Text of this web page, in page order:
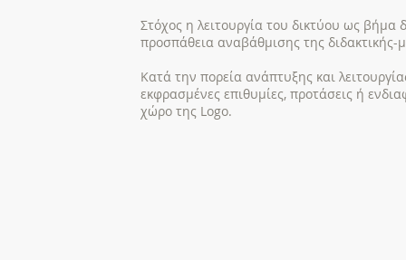
Στόχος η λειτουργία του δικτύου ως βήμα
προσπάθεια αναβάθμισης της διδακτικής-
Κατά την πορεία ανάπτυξης και
εκφρασμένες επιθυμίες, προτάσεις ή
χώρο της Logo.